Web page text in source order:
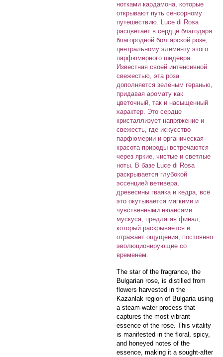
нотками кардамона, которые
открывают путь сенсорному
путешествию. Luce di Rosa
расцветает в сердце благодаря
благородной болгарской розе,
центральному элементу этого
парфюмерного шедевра.
Известная своей интенсивной
свежестью, эта роза
дополняется зелёным геранью,
придавая аромату как
цветочный, так и насыщенный
характер. Это сердце
кристаллизует напряжение и
свежесть, где искусство
парфюмерии и органическая
красота природы встречаются
через яркие, чистые и светлые
ноты. В базе Luce di Rosa
раскрывается глубокой
эссенцией ветивера,
древесины гваяка и кедра, всё
это окутывается мягкими и
чувственными нюансами
мускуса, предлагая финал,
который раскрывается и
отражает ощущения, постоянно
эволюционирующие со
временем.
The star of the fragrance, the
Bulgarian rose, is distilled from
flowers harvested in the
Kazanlak region of Bulgaria using
a steam-water process that
captures the most vibrant
essence of the rose. This vitality
is manifested in the floral, spicy,
and honeyed notes of the
essence, making it a sought-after